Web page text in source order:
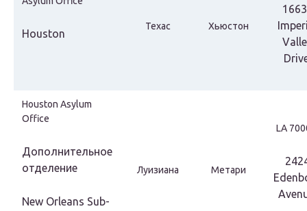
Houston
Техас Хьюстон
Houston Asylum
Office
Дополнительное
отделение
New Orleans Sub-
Луизиана Метари
LА